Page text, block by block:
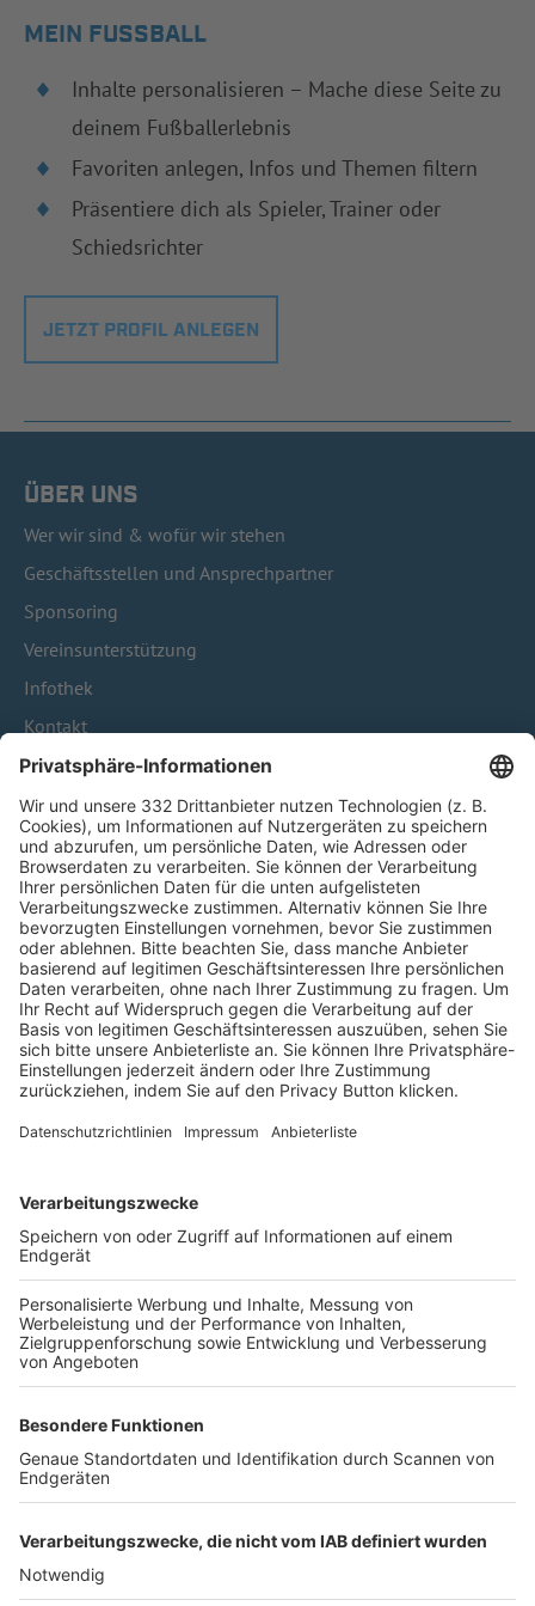
MEIN FUSSBALL
Inhalte personalisieren – Mache diese Seite zu
deinem Fußballerlebnis
Favoriten anlegen, Infos und Themen filtern
Präsentiere dich als Spieler, Trainer oder
Schiedsrichter
JETZT PROFIL ANLEGEN
ÜBER UNS
Wer wir sind & wofür wir stehen
Geschäftsstellen und Ansprechpartner
Sponsoring
Vereinsunterstützung
Infothek
Kontakt
HÄUFIG BESUCHTE SEITEN
Pässe und Vereinswechsel
Trainerausbildung
Schulungsangebot Vereinsmitarbeiter
BFV-Geschäftsstellen
Trainerbörse
Login SpielPlus
FOLGE DEM BFV
TOP-VEREINE
TOP-PARTNER